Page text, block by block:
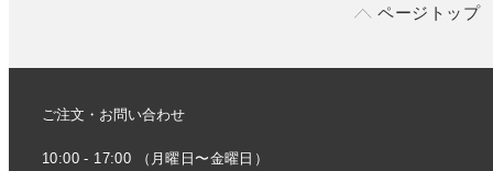
ページトップ
ご注文・お問い合わせ
10:00 - 17:00 （月曜日〜金曜日）